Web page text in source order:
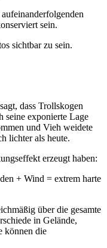
sein.
sichtbar zu sein.
dass Trollskogen
seine exponierte Lage
und Vieh weidete
lichter als heute.
erzeugt haben:
+ Wind = extrem harte
über die gesamte
in Gelände,
können die